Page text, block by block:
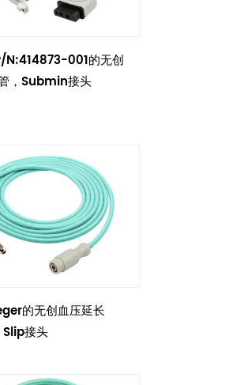
N:414873-001的无创
，Submin接头
的无创血压延长
接头